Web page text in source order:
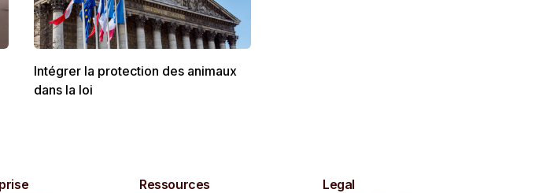
Intégrer la protection des animaux
dans la loi
Ressources Legal